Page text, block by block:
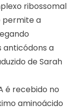
ribossomal
permite a
anticódons a
de Sarah
é recebido no
aminoácido